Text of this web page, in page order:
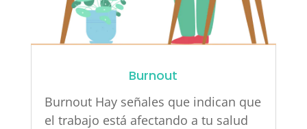
Burnout
Burnout Hay señales que indican que
el trabajo está afectando a tu salud